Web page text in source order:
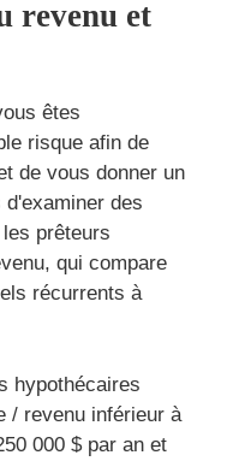
revenu et
êtes
risque afin de
de vous donner un
des
prêteurs
qui compare
récurrents à
hypothécaires
/ revenu inférieur à
000 $ par an et